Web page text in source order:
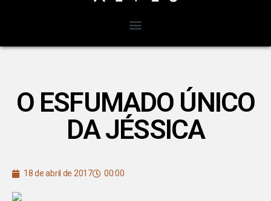
O ESFUMADO ÚNICO
DA JÉSSICA
18 de abril de 2017 00:00